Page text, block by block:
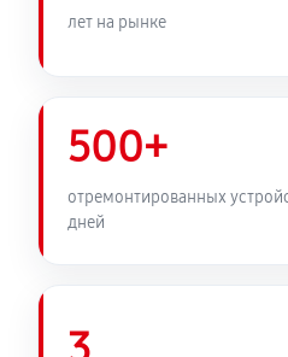
лет на рынке
500+
отремонтированных
дней